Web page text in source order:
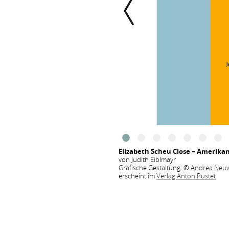
Elizabeth Scheu Close –
von Judith Eiblmayr
Grafische Gestaltung: ©Andrea
erscheint imVerlag Anton Pustet